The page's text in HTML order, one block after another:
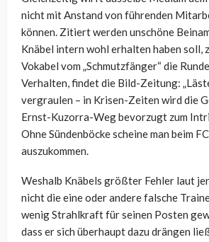
nicht mit Anstand von führenden
können. Zitiert werden unschöne
Knäbel intern wohl erhalten haben soll,
Vokabel vom „Schmutzfänger“ die
Verhalten, findet die Bild-Zeitung:
vergraulen – in Krisen-Zeiten wird die
Ernst-Kuzorra-Weg bevorzugt zum
Ohne Sündenböcke scheine man beim
auszukommen.
Weshalb Knäbels größter Fehler laut
nicht die eine oder andere falsche
wenig Strahlkraft für seinen Posten
dass er sich überhaupt dazu drängen